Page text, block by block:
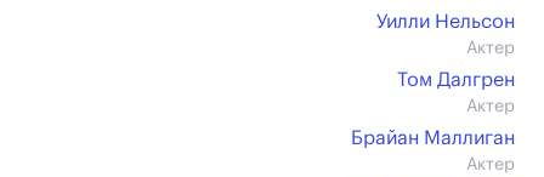
Уилли Нельсон
Актер
Том Далгрен
Актер
Брайан Маллиган
Актер